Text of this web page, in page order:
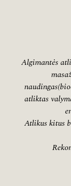
Algimantės
atliktas
Atlikus kitus